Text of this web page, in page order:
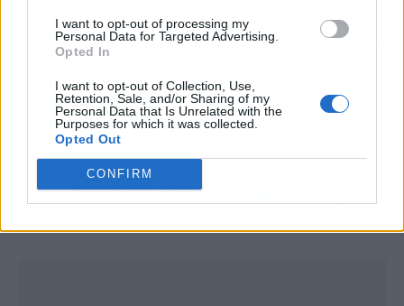
I want to opt-out of processing my
Personal Data for Targeted Advertising.
Opted In
I want to opt-out of Collection, Use,
Retention, Sale, and/or Sharing of my
Personal Data that Is Unrelated with the
Purposes for which it was collected.
Opted Out
CONFIRM
Artículo anterior
Spaccanapoli en la calle
Balmes 159
empresas?, de la mano